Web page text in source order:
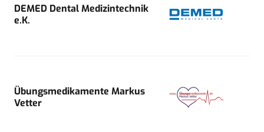
DEMED Dental Medizintechnik
e.K.
Übungsmedikamente Markus
Vetter